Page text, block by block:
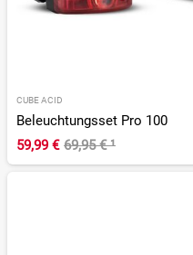
CUBE ACID
Beleuchtungsset Pro 100
59,99 € 69,95 €¹